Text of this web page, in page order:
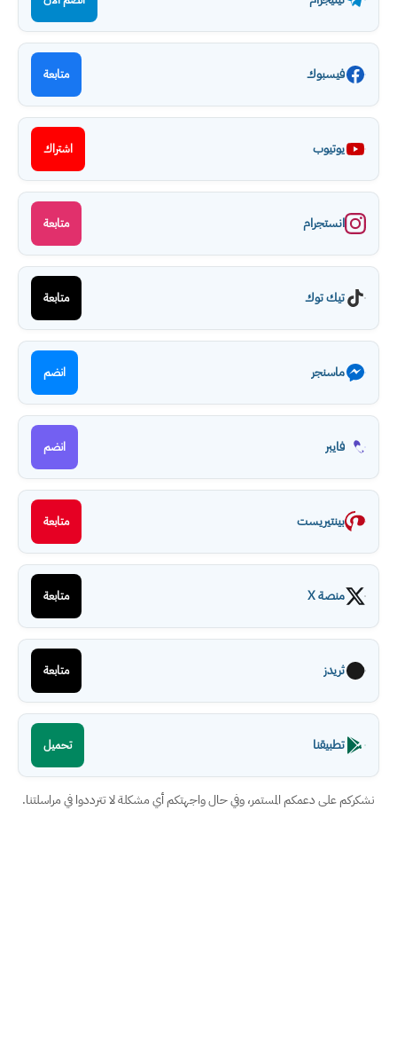
فيسبوك متابعة
يوتيوب اشتراك
انستجرام متابعة
تيك توك متابعة
ماسنجر انضم
فايبر انضم
بينتيريست متابعة
منصة X متابعة
ثريدز متابعة
تطبيقنا تحميل
نشكركم على دعمكم المستمر، وفي حال واجهتكم أي مشكلة لا تترددوا في مراسلتنا.